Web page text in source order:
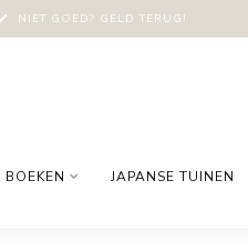
NIET GOED? GELD TERUG!
BOEKEN JAPANSE TUINEN